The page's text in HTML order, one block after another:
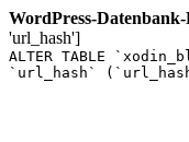
WordPress-
'url_hash']
ALTER TABLE
`url_hash`